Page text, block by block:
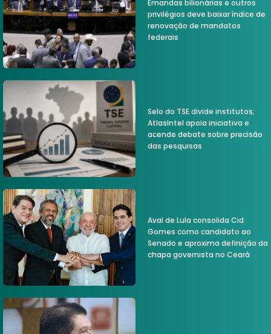
Emandas bilionárias e outros
privilégios deve baixar índice de
renovação de mandatos
federais
Selo do TSE divide institutos;
AtlasIntel apoia iniciativa e
acende debate sobre precisão
das pesquisas
Aval de Lula consolida Cid
Gomes como candidato ao
Senado e aproxima definição da
chapa governista no Ceará